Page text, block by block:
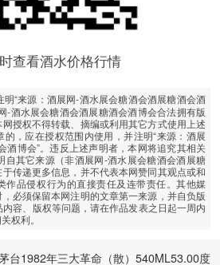
查看酒水价格行情
明“来源：酒展网-酒水展会糖酒会酒展糖酒会酒
-酒水展会糖酒会酒展糖酒会酒博会合法拥有版
授权不得转载、摘编或利用其它方式使用上述
，应在授权范围内使用，并注明“来源：酒展
酒博会”。违反上述声明者，本网将追究其相关
自其它来源（非酒展网-酒水展会糖酒会酒展糖
传递更多信息，并不代表本网赞同其观点或和
作品侵权行为的直接责任及连带责任。其他媒
必须保留本网注明的文章第一来源，并自负版
容、版权等问题，请在作品发表之日起一周内
权利。
台1982年三大革命（散）540ML53.00度